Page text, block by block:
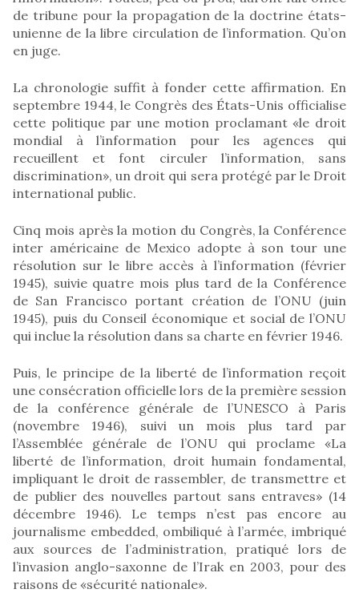
de tribune pour la propagation de la doctrine états-
unienne de la libre circulation de l’information. Qu’on
en juge.
La chronologie suffit à fonder cette affirmation. En
septembre 1944, le Congrès des États-Unis officialise
cette politique par une motion proclamant «le droit
mondial à l’information pour les agences qui
recueillent et font circuler l’information, sans
discrimination», un droit qui sera protégé par le Droit
international public.
Cinq mois après la motion du Congrès, la Conférence
inter américaine de Mexico adopte à son tour une
résolution sur le libre accès à l’information (février
1945), suivie quatre mois plus tard de la Conférence
de San Francisco portant création de l’ONU (juin
1945), puis du Conseil économique et social de l’ONU
qui inclue la résolution dans sa charte en février 1946.
Puis, le principe de la liberté de l’information reçoit
une consécration officielle lors de la première session
de la conférence générale de l’UNESCO à Paris
(novembre 1946), suivi un mois plus tard par
l’Assemblée générale de l’ONU qui proclame «La
liberté de l’information, droit humain fondamental,
impliquant le droit de rassembler, de transmettre et
de publier des nouvelles partout sans entraves» (14
décembre 1946). Le temps n’est pas encore au
journalisme embedded, ombiliqué à l’armée, imbriqué
aux sources de l’administration, pratiqué lors de
l’invasion anglo-saxonne de l’Irak en 2003, pour des
raisons de «sécurité nationale».